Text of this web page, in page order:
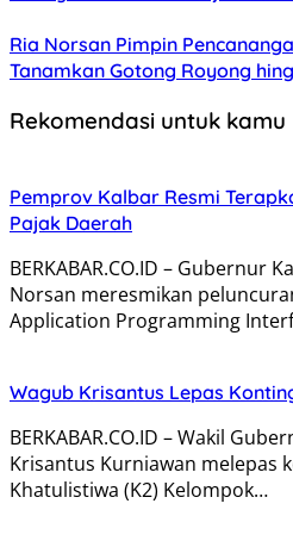
Ria Norsan Pimpin
Tanamkan Gotong Royong
Rekomendasi untuk kamu
Pemprov Kalbar Resmi
Pajak Daerah
BERKABAR.CO.ID – Gubernur
Norsan meresmikan
Application Programming
Wagub Krisantus Lepas
BERKABAR.CO.ID – Wakil
Krisantus Kurniawan melepas
Khatulistiwa (K2) Kelompok…